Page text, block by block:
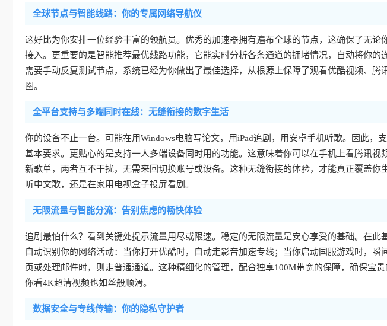
全球节点与智能线路：你的专属网络导航仪
这好比为你安排一位经验丰富的领航员。优秀的加速器拥有遍布全球的节点，这确保了无论
接入。更重要的是智能推荐最优线路功能，它能实时分析各条通道的拥堵情况，自动将你的
需要手动反复测试节点，系统已经为你做出了最佳选择，从根源上保障了观看优酷视频、腾
圈。
全平台支持与多端同时在线：无缝衔接的数字生活
你的设备不止一台。可能在用Windows电脑写论文，用iPad追剧，用安卓手机听歌。因此，
基本要求。更贴心的是支持一人多端设备同时用的功能。这意味着你可以在手机上看腾讯视
新歌单，两者互不干扰，无需来回切换账号或设备。这种无缝衔接的体验，才能真正覆盖你
听中文歌，还是在家用电视盒子投屏看剧。
无限流量与智能分流：告别焦虑的畅快体验
追剧最怕什么？看到关键处提示流量用尽或限速。稳定的无限流量是安心享受的基础。在此
自动识别你的网络活动：当你打开优酷时，自动走影音加速专线；当你启动国服游戏时，瞬
页或处理邮件时，则走普通通道。这种精细化的管理，配合独享100M带宽的保障，确保宝
你看4K超清视频也如丝般顺滑。
数据安全与专线传输：你的隐私守护者